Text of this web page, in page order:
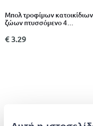
Μπολ τροφίμων κατοικίδιων
ζώων πτυσσόμενο 4
€ 3.29
4